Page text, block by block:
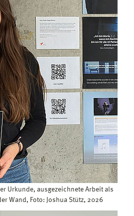
Urkunde, ausgezeichnete Arbeit als
Wand, Foto: Joshua Stütz, 2026